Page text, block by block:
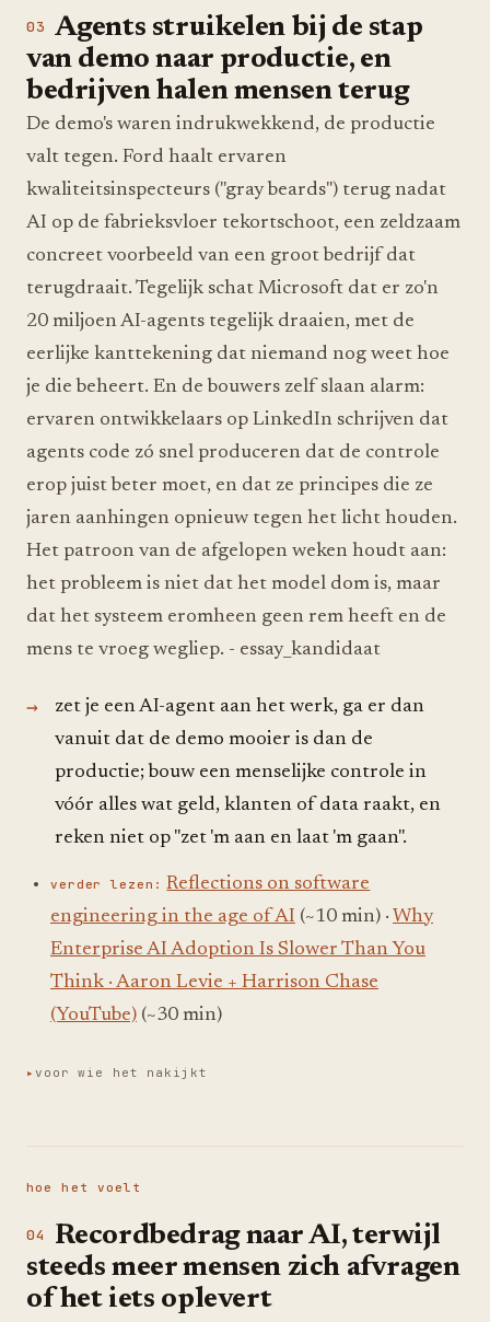
Agents struikelen bij de stap
van demo naar productie, en
bedrijven halen mensen terug
De demo's waren indrukwekkend, de productie
valt tegen. Ford haalt ervaren
kwaliteitsinspecteurs ("gray beards") terug nadat
AI op de fabrieksvloer tekortschoot, een zeldzaam
concreet voorbeeld van een groot bedrijf dat
terugdraait. Tegelijk schat Microsoft dat er zo'n
20 miljoen AI-agents tegelijk draaien, met de
eerlijke kanttekening dat niemand nog weet hoe
je die beheert. En de bouwers zelf slaan alarm:
ervaren ontwikkelaars op LinkedIn schrijven dat
agents code zó snel produceren dat de controle
erop juist beter moet, en dat ze principes die ze
jaren aanhingen opnieuw tegen het licht houden.
Het patroon van de afgelopen weken houdt aan:
het probleem is niet dat het model dom is, maar
dat het systeem eromheen geen rem heeft en de
mens te vroeg wegliep. - essay_kandidaat
zet je een AI-agent aan het werk, ga er dan
vanuit dat de demo mooier is dan de
productie; bouw een menselijke controle in
vóór alles wat geld, klanten of data raakt, en
reken niet op "zet 'm aan en laat 'm gaan".
verder lezen: Reflections on software
engineering in the age of AI (~10 min) · Why
Enterprise AI Adoption Is Slower Than You
Think · Aaron Levie + Harrison Chase
(YouTube) (~30 min)
voor wie het nakijkt
hoe het voelt
Recordbedrag naar AI, terwijl
steeds meer mensen zich afvragen
of het iets oplevert